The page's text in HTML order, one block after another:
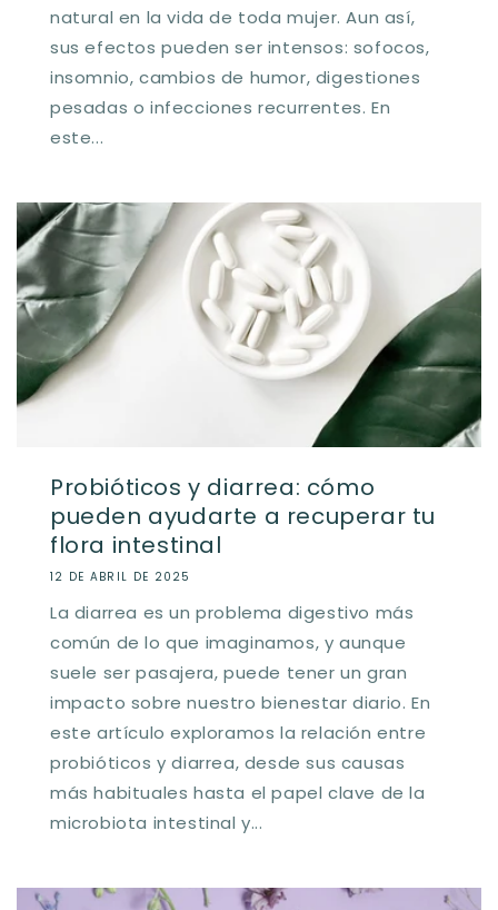
natural en la vida de toda mujer. Aun así,
sus efectos pueden ser intensos: sofocos,
insomnio, cambios de humor, digestiones
pesadas o infecciones recurrentes. En
este...
Probióticos y diarrea: cómo
pueden ayudarte a recuperar tu
flora intestinal
12 DE ABRIL DE 2025
La diarrea es un problema digestivo más
común de lo que imaginamos, y aunque
suele ser pasajera, puede tener un gran
impacto sobre nuestro bienestar diario. En
este artículo exploramos la relación entre
probióticos y diarrea, desde sus causas
más habituales hasta el papel clave de la
microbiota intestinal y...